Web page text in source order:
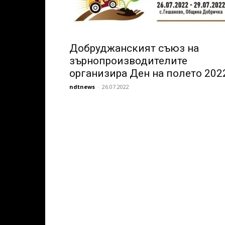
Добруджанският съюз на
зърнопроизводителите
организира Ден на полето
ndtnews - 26.07.2022